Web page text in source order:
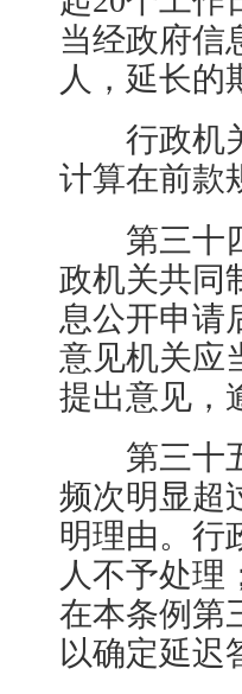
当经政府信
人，延长的
行政机
计算在前款
第三十
政机关共同
息公开申请
意见机关应
提出意见，
第三十
频次明显超
明理由。行
人不予处理
在本条例第
以确定延迟